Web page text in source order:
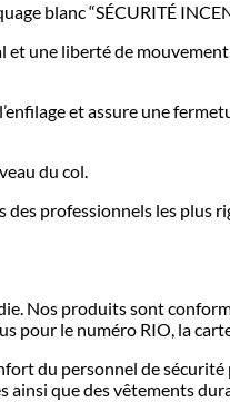
blanc “SÉCURITÉ
une liberté de
et assure une
du col.
des professionnels les plus
Nos produits sont
pour le numéro RIO, la
du personnel de
ainsi que des vêtements